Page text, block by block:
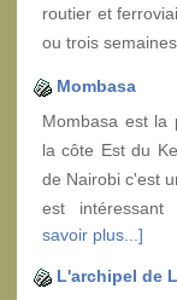
routier et
ou trois
Mombasa
Mombasa est la
la côte Est du
de Nairobi c'est
est
savoir plus...]
L'archipel de